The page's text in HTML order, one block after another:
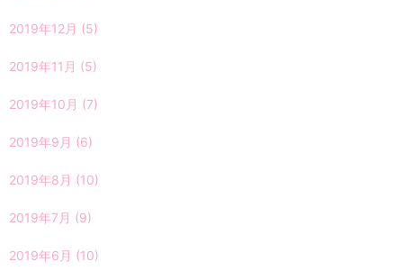
2019年12月 (5)
2019年11月 (5)
2019年10月 (7)
2019年9月 (6)
2019年8月 (10)
2019年7月 (9)
2019年6月 (10)